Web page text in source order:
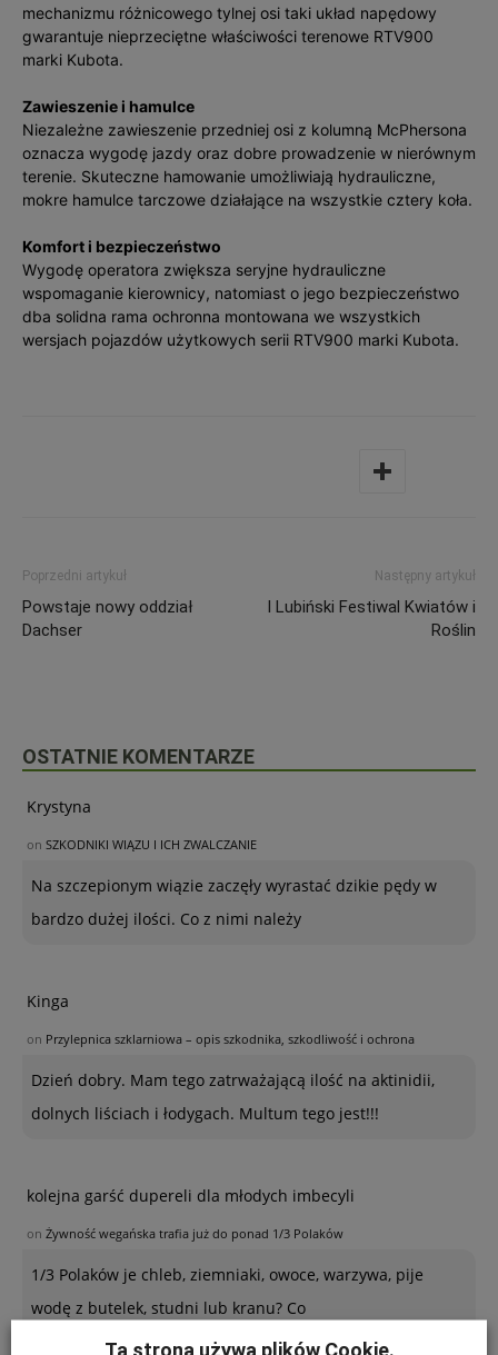
mechanizmu różnicowego tylnej osi taki układ napędowy
gwarantuje nieprzeciętne właściwości terenowe RTV900
marki Kubota.
Zawieszenie i hamulce
Niezależne zawieszenie przedniej osi z kolumną McPhersona
oznacza wygodę jazdy oraz dobre prowadzenie w nierównym
terenie. Skuteczne hamowanie umożliwiają hydrauliczne,
mokre hamulce tarczowe działające na wszystkie cztery koła.
Komfort i bezpieczeństwo
Wygodę operatora zwiększa seryjne hydrauliczne
wspomaganie kierownicy, natomiast o jego bezpieczeństwo
dba solidna rama ochronna montowana we wszystkich
wersjach pojazdów użytkowych serii RTV900 marki Kubota.
Poprzedni artykuł
Powstaje nowy oddział
Dachser
Następny artykuł
I Lubiński Festiwal Kwiatów i
Roślin
OSTATNIE KOMENTARZE
Krystyna
on SZKODNIKI WIĄZU I ICH ZWALCZANIE
Na szczepionym wiązie zaczęły wyrastać dzikie pędy w
bardzo dużej ilości. Co z nimi należy
Kinga
on Przylepnica szklarniowa – opis szkodnika, szkodliwość i ochrona
Dzień dobry. Mam tego zatrważającą ilość na aktinidii,
dolnych liściach i łodygach. Multum tego jest!!!
kolejna garść dupereli dla młodych imbecyli
on Żywność wegańska trafia już do ponad 1/3 Polaków
1/3 Polaków je chleb, ziemniaki, owoce, warzywa, pije
wodę z butelek, studni lub kranu? Co
Ta strona używa plików Cookie.